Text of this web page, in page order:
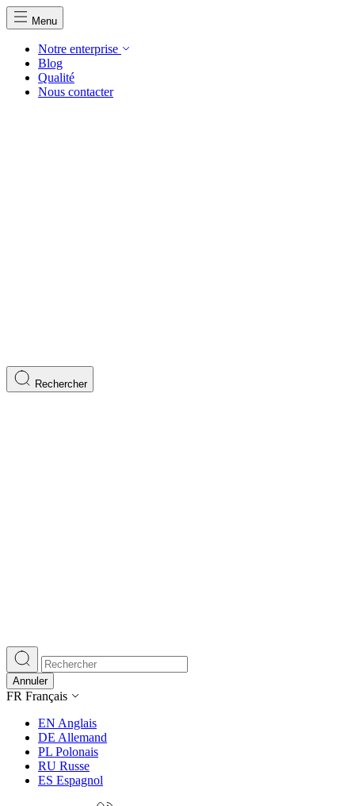
Menu
Notre enterprise
Blog
Qualité
Nous contacter
Rechercher
Annuler
FR Français
EN Anglais
DE Allemand
PL Polonais
RU Russe
ES Espagnol